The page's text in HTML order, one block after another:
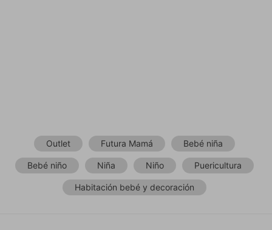
Outlet Futura Mamá Bebé niña
Bebé niño Niña Niño Puericultura
Habitación bebé y decoración